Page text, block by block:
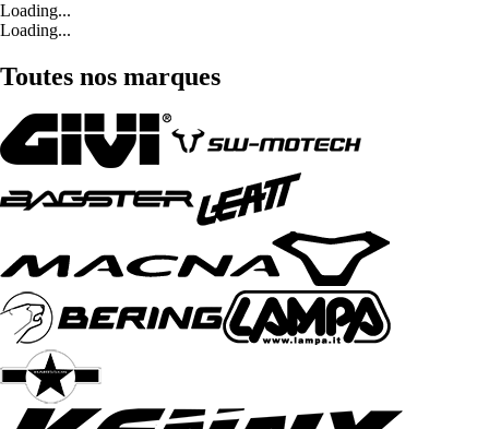
Loading...
Loading...
Toutes nos marques